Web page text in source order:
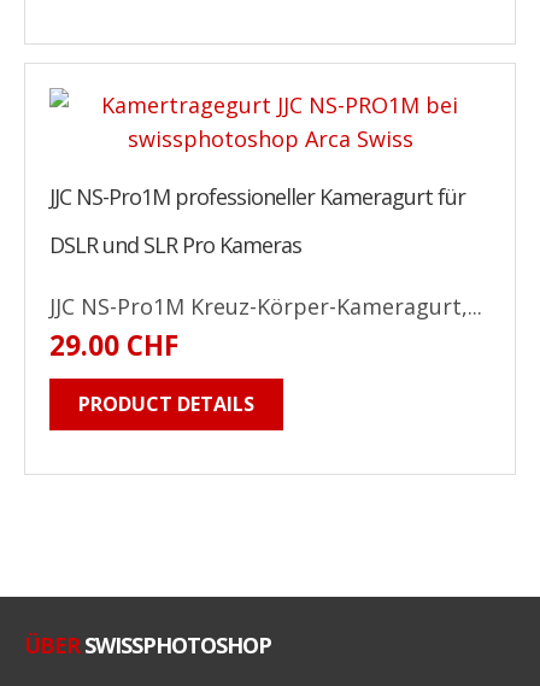
JJC NS-Pro1M professioneller Kameragurt für
DSLR und SLR Pro Kameras
JJC NS-Pro1M Kreuz-Körper-Kameragurt,...
29.00 CHF
PRODUCT DETAILS
ÜBERSWISSPHOTOSHOP